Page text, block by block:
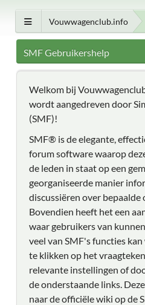
Vouwwagenclub.info
SMF Gebruikershelp
Welkom bij
wordt aangedreven door
(SMF)!
SMF® is de elegante,
forum software waarop
de leden in staat op een
georganiseerde manier
discussiëren over bepaalde
Bovendien heeft het een
waar gebruikers van
veel van SMF's functies
te klikken op het
relevante instellingen of
de onderstaande links.
naar de officiële wiki op de